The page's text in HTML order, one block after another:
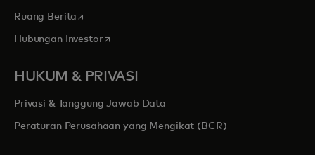
Ruang Berita opens in a new tab
Hubungan Investoropens in a new tab
HUKUM & PRIVASI
Privasi & Tanggung Jawab Data
Peraturan Perusahaan yang Mengikat (BCR)